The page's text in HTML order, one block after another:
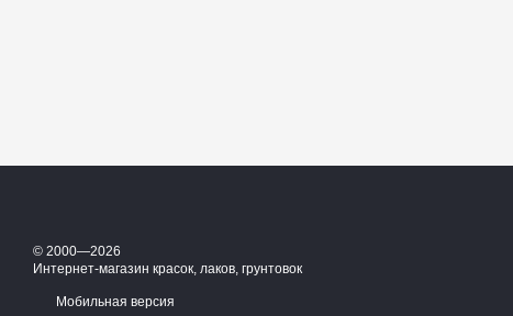
© 2000—2026
Интернет-магазин красок, лаков, грунтовок
Мобильная версия